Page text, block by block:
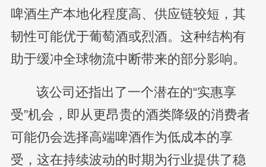
啤酒生产本地化程度高、供应链较短，其
韧性可能优于葡萄酒或烈酒。这种结构有
助于缓冲全球物流中断带来的部分影响。
该公司还指出了一个潜在的“实惠享
受”机会，即从更昂贵的酒类降级的消费者
可能仍会选择高端啤酒作为低成本的享
受，这在持续波动的时期为行业提供了稳